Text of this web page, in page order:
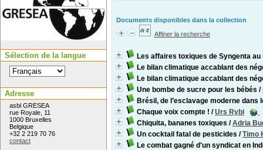
Documents disponibles dans la collection
Affiner la recherche
Les affaires toxiques de Syngenta au
Le bilan climatique accablant des
Le bilan climatique accablant des
Une bombe de sucre pour les bébés /
Brésil, de l’esclavage moderne dans
Chaque voix compte ! /Urs Rybi
Chiquita, bananes toxiques /Adria
Un cocktail fatal de pesticides /Timo
Le combat gagné d'un syndicat en
Sélection de la langue
Adresse
asbl GRESEA
rue Royale, 11
1000 Bruxelles
Belgique
+32 2 219 70 76
contact